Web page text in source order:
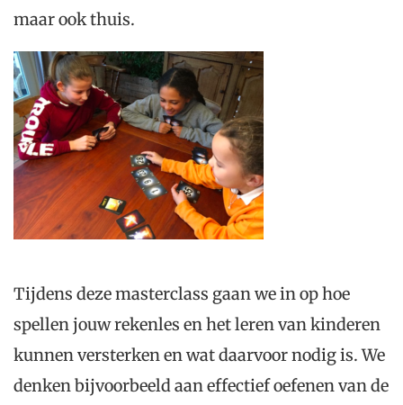
maar ook thuis.
Tijdens deze masterclass gaan we in op hoe
spellen jouw rekenles en het leren van kinderen
kunnen versterken en wat daarvoor nodig is. We
denken bijvoorbeeld aan effectief oefenen van de